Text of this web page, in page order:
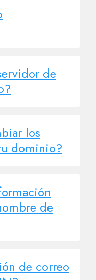
de
los
dominio?
de
de correo